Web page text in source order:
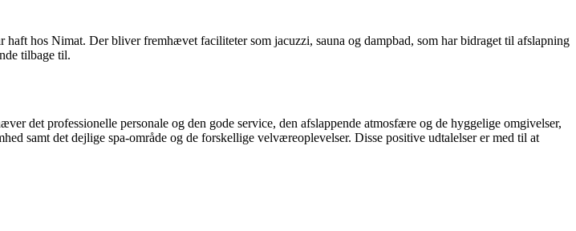
hos Nimat. Der bliver fremhævet faciliteter som jacuzzi, sauna og dampbad, som har bidraget til afslapning
tilbage til.
det professionelle personale og den gode service, den afslappende atmosfære og de hyggelige omgivelser,
samt det dejlige spa-område og de forskellige velværeoplevelser. Disse positive udtalelser er med til at